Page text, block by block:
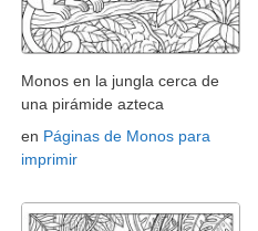
Monos en la jungla cerca de
una pirámide azteca
en Páginas de Monos para
imprimir